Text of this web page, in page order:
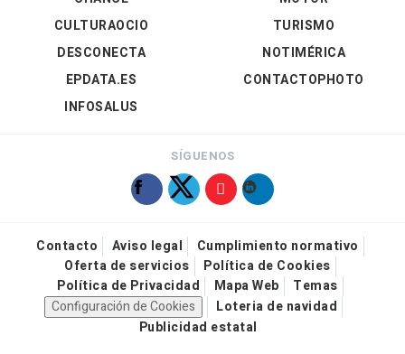
CULTURAOCIO
DESCONECTA
EPDATA.ES
INFOSALUS
TURISMO
NOTIMÉRICA
CONTACTOPHOTO
SÍGUENOS
Contacto Aviso legal
Cumplimiento normativo
Oferta de servicios
Política de Cookies
Política de Privacidad
Mapa Web
Temas
Configuración de Cookies
Loteria de navidad
Publicidad estatal